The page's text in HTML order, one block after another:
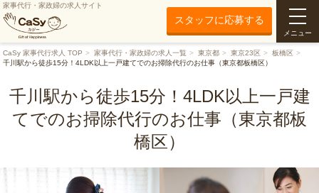
家事代行・家政婦の求人サイト
スタッフに応募する
メニュー
CaSy 家事代行求人 TOP 家事代行・家政婦の求人一覧 東京都 東京23区
板橋区
千川駅から徒歩15分！4LDK以上一戸建てでのお掃除代行のお仕事（東京都板橋区）
千川駅から徒歩15分！4LDK以上一戸建
てでのお掃除代行のお仕事（東京都板
橋区）